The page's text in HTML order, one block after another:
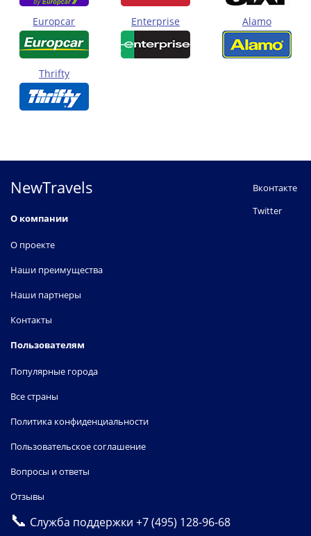
Europcar Enterprise Alamo
Thrifty
NewTravels
О компании
О проекте
Наши преимущества
Наши партнеры
Контакты
Пользователям
Популярные города
Все страны
Политика конфиденциальности
Пользовательское соглашение
Вопросы и ответы
Отзывы
Вконтакте
Twitter
📞 Служба поддержки +7 (495) 128-96-68